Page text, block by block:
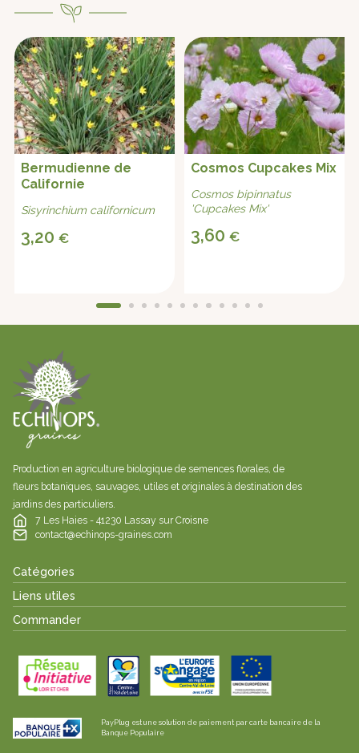
Bermudienne de
Californie
Sisyrinchium californicum
3,20 €
Cosmos Cupcakes Mix
Cosmos bipinnatus
'Cupcakes Mix'
3,60 €
Production en agriculture biologique de semences florales, de
fleurs botaniques, sauvages, utiles et originales à destination des
jardins des particuliers.
7 Les Haies - 41230 Lassay sur Croisne
contact@echinops-graines.com
Catégories
Liens utiles
Commander
PayPlug est une solution de paiement par carte bancaire de la
Banque Populaire